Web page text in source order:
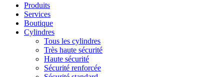
Produits
Services
Boutique
Cylindres
Tous les cylindres
Très haute sécurité
Haute sécurité
Sécurité renforcée